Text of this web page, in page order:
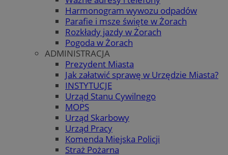
Harmonogram wywozu odpadów
Parafie i msze święte w Żorach
Rozkłady jazdy w Żorach
Pogoda w Żorach
ADMINISTRACJA
Prezydent Miasta
Jak załatwić sprawę w Urzędzie Miasta?
INSTYTUCJE
Urząd Stanu Cywilnego
MOPS
Urząd Skarbowy
Urząd Pracy
Komenda Miejska Policji
Straż Pożarna